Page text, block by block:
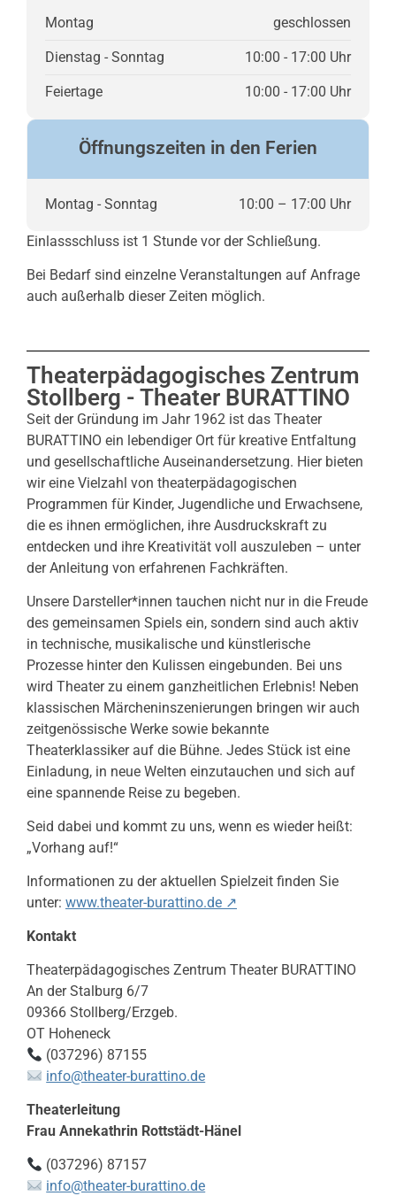
Montag geschlossen
Dienstag - Sonntag 10:00 - 17:00 Uhr
Feiertage 10:00 - 17:00 Uhr
Öffnungszeiten in den Ferien
Montag - Sonntag 10:00 – 17:00 Uhr
Einlassschluss ist 1 Stunde vor der Schließung.
Bei Bedarf sind einzelne Veranstaltungen auf Anfrage
auch außerhalb dieser Zeiten möglich.
Theaterpädagogisches Zentrum
Stollberg - Theater BURATTINO
Seit der Gründung im Jahr 1962 ist das Theater
BURATTINO ein lebendiger Ort für kreative Entfaltung
und gesellschaftliche Auseinandersetzung. Hier bieten
wir eine Vielzahl von theaterpädagogischen
Programmen für Kinder, Jugendliche und Erwachsene,
die es ihnen ermöglichen, ihre Ausdruckskraft zu
entdecken und ihre Kreativität voll auszuleben – unter
der Anleitung von erfahrenen Fachkräften.
Unsere Darsteller*innen tauchen nicht nur in die Freude
des gemeinsamen Spiels ein, sondern sind auch aktiv
in technische, musikalische und künstlerische
Prozesse hinter den Kulissen eingebunden. Bei uns
wird Theater zu einem ganzheitlichen Erlebnis! Neben
klassischen Märcheninszenierungen bringen wir auch
zeitgenössische Werke sowie bekannte
Theaterklassiker auf die Bühne. Jedes Stück ist eine
Einladung, in neue Welten einzutauchen und sich auf
eine spannende Reise zu begeben.
Seid dabei und kommt zu uns, wenn es wieder heißt:
„Vorhang auf!“
Informationen zu der aktuellen Spielzeit finden Sie
unter: www.theater-burattino.de ↗
Kontakt
Theaterpädagogisches Zentrum Theater BURATTINO
An der Stalburg 6/7
09366 Stollberg/Erzgeb.
OT Hoheneck
(037296) 87155
info@theater-burattino.de
Theaterleitung
Frau Annekathrin Rottstädt-Hänel
(037296) 87157
info@theater-burattino.de